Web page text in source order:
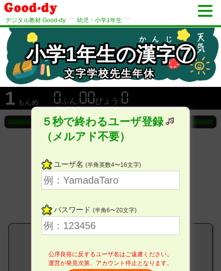
デジタル教材 Good-dy >> 幼児・小学1年生 >>
小学1年生の漢字
かんじ
⑦
文字学校先生年休
1 もんめ ふん びょう
５秒で終わるユーザ登録
（メルアド不要）
ユーザ名 (半角英数4〜16文字)
パスワード (半角6〜20文字)
公序良俗に反するユーザ名はご遠慮ください。
運営が発見次第、アカウント停止となります。